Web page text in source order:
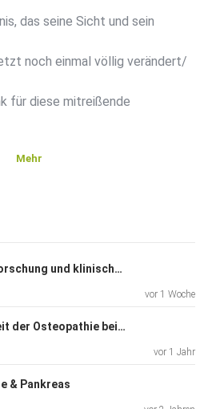
das seine Sicht und sein
noch einmal völlig verändert/
für diese mitreißende
Mehr
#13 - Placebo-Forschung und klinische Praxis in der Osteopathie
vor 1 Woche
#12 - Wirksamkeit der Osteopathie beim Krankheitsbild der schmerzhaften Regelblutung
vor 1 Jahr
& Pankreas